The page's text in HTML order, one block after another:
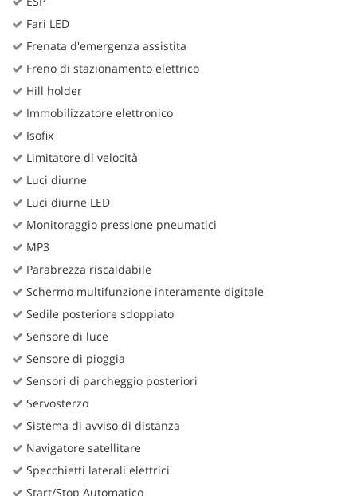
Fari LED
Frenata d'emergenza assistita
Freno di stazionamento elettrico
Hill holder
Immobilizzatore elettronico
Isofix
Limitatore di velocità
Luci diurne
Luci diurne LED
Monitoraggio pressione pneumatici
MP3
Parabrezza riscaldabile
Schermo multifunzione interamente digitale
Sedile posteriore sdoppiato
Sensore di luce
Sensore di pioggia
Sensori di parcheggio posteriori
Servosterzo
Sistema di avviso di distanza
Navigatore satellitare
Specchietti laterali elettrici
Start/Stop Automatico